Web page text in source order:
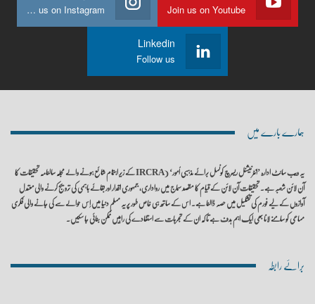
Join us on Youtube
Join us on Instagram
Linkedin
Follow us
ہمارے بارے میں
یہ ویب سائٹ ادارہ ’انٹرنیشنل ریسرچ کونسل برائے مذہبی اُمور‘ (IRCRA کے زیر اہتمام شائع ہونے والے مجلہ سالنامہ تحقیقات کا
آن لائن شعبہ ہے۔ تحقیقات آن لائن کے قیام کا مقصد سماج میں رواداری، جمہوری اقدار اور بقائے باہمی کی ترویج کرنے والی معتدل
آوازوں کے لیے فورم کی تشکیل میں حصہ ڈالنا ہے۔ اس کے ساتھ ہی خاص طور پر یہ مسلم دنیا میں اِس حوالے سے کی جانے والی فکری
مساعی کو سامنے لانا بھی ایک اہم ہدف ہے تا کہ ان کے تجربات سے استفادے کی راہیں ممکن بنائی جا سکیں۔
برائے رابطہ